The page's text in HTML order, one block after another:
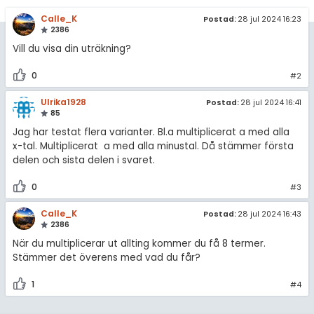
Calle_K
2386
Postad: 28 jul 2024 16:23
Vill du visa din uträkning?
0 #2
Ulrika1928
85
Postad: 28 jul 2024 16:41
Jag har testat flera varianter. Bl.a multiplicerat a med alla
x-tal. Multiplicerat a med alla minustal. Då stämmer första
delen och sista delen i svaret.
0 #3
Calle_K
2386
Postad: 28 jul 2024 16:43
När du multiplicerar ut allting kommer du få 8 termer.
Stämmer det överens med vad du får?
1 #4
Om Pluggakuten
Cookie-inställningar
högskolan
(mattedelen)
diskussioner
diskussioner